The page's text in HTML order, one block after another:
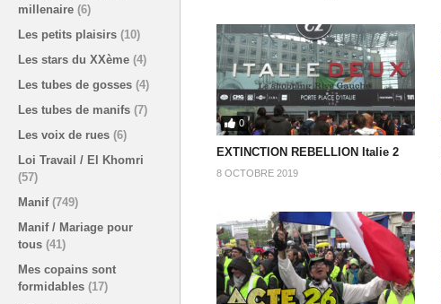
millenaire (6)
Les petits plaisirs (10)
Les stars du XXème (4)
Les tubes de gosses (4)
Les tubes de manifs (7)
Les voix de rues (6)
Loi Travail / El Khomri
(57)
Manif (749)
Manif / Mariage pour
tous (41)
Mes copains sont
formidables (17)
0
EXTINCTION REBELLION Italie 2
8 OCTOBRE 2019